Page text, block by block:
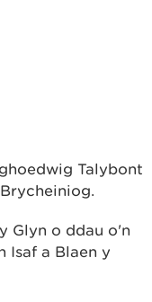
Talybont
Glyn o ddau o'n
Isaf a Blaen y